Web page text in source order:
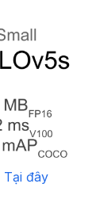
Tại đây